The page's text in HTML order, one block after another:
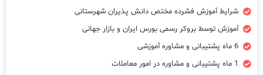
شرایط آموزش فشرده مختص دانش پذیران شهرستانی
آموزش توسط بروکر رسمی بورس ایران و بازار جهانی
6 ماه پشتیبانی و مشاوره آموزشی
1 ماه پشتیبانی و مشاوره در امور معاملات